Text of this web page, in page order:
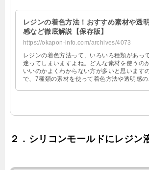
レジンの着色方法！おすすめ素材や透明
感など徹底解説【保存版】
https://okapon-info.com/archives/4073
レジンの着色方法って、いろいろ種類があっ
迷ってしまいますよね。どんな素材を使うの
いいのかよくわからない方が多いと思います
で、7種類の素材を使って着色方法や透明感の
２．シリコンモールドにレジン